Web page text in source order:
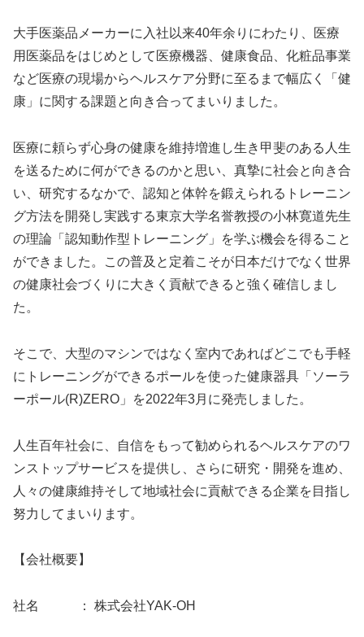
大手医薬品メーカーに入社以来40年余りにわたり、医療
用医薬品をはじめとして医療機器、健康食品、化粧品事業
など医療の現場からヘルスケア分野に至るまで幅広く「健
康」に関する課題と向き合ってまいりました。
医療に頼らず心身の健康を維持増進し生き甲斐のある人生
を送るために何ができるのかと思い、真摯に社会と向き合
い、研究するなかで、認知と体幹を鍛えられるトレーニン
グ方法を開発し実践する東京大学名誉教授の小林寛道先生
の理論「認知動作型トレーニング」を学ぶ機会を得ること
ができました。この普及と定着こそが日本だけでなく世界
の健康社会づくりに大きく貢献できると強く確信しまし
た。
そこで、大型のマシンではなく室内であればどこでも手軽
にトレーニングができるポールを使った健康器具「ソーラ
ーポール(R)ZERO」を2022年3月に発売しました。
人生百年社会に、自信をもって勧められるヘルスケアのワ
ンストップサービスを提供し、さらに研究・開発を進め、
人々の健康維持そして地域社会に貢献できる企業を目指し
努力してまいります。
【会社概要】
社名 ： 株式会社YAK-OH